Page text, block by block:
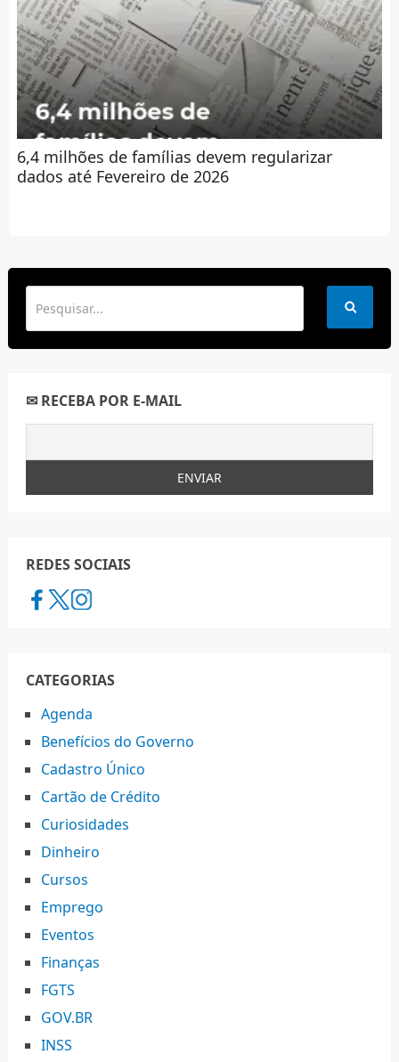
6,4 milhões de famílias devem regularizar
dados até Fevereiro de 2026
✉ RECEBA POR E-MAIL
REDES SOCIAIS
CATEGORIAS
Agenda
Benefícios do Governo
Cadastro Único
Cartão de Crédito
Curiosidades
Dinheiro
Cursos
Emprego
Eventos
Finanças
FGTS
GOV.BR
INSS